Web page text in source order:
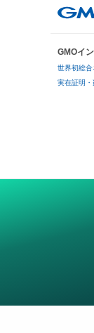
GMOイ
世界初総合
実在証明